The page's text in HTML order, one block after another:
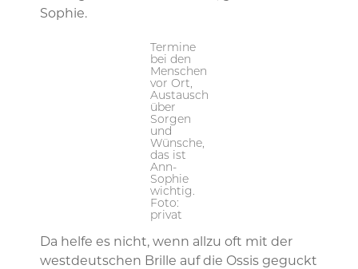
Sophie.
Termine
bei den
Menschen
vor Ort,
Austausch
über
Sorgen
und
Wünsche,
das ist
Ann-
Sophie
wichtig.
Foto:
privat
Da helfe es nicht, wenn allzu oft mit der
westdeutschen Brille auf die Ossis geguckt